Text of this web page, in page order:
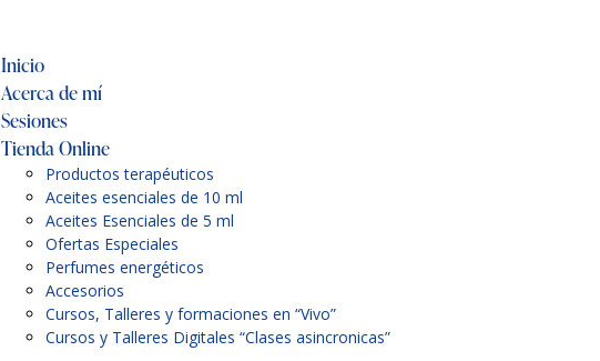
Inicio
Acerca de mí
Sesiones
Tienda Online
Productos terapéuticos
Aceites esenciales de 10 ml
Aceites Esenciales de 5 ml
Ofertas Especiales
Perfumes energéticos
Accesorios
Cursos, Talleres y formaciones en “Vivo”
Cursos y Talleres Digitales “Clases asincronicas”